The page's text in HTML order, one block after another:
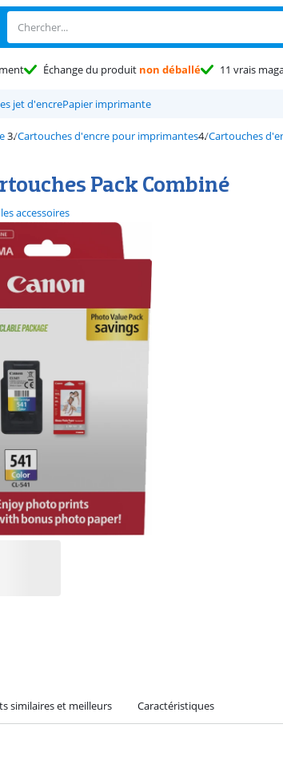
Échange du produit non déballé 11 vrais
jet d'encrePapier imprimante
Cartouches d'encre pour imprimantes Cartouches
Pack Combiné
accessoires
similaires et meilleurs Caractéristiques